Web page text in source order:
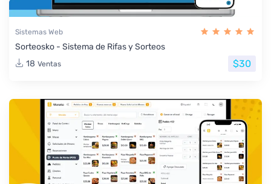
Sistemas Web
Sorteosko - Sistema de Rifas y Sorteos
18 Ventas $30